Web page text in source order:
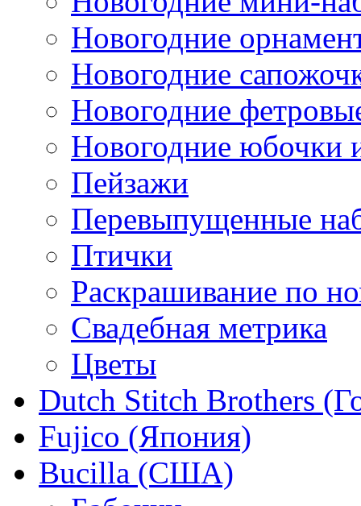
Новогодние
Новогодние
Новогодние
Новогодние юбочки
Пейзажи
Перевыпущенные
Птички
Раскрашивание по
Свадебная метрика
Цветы
Dutch Stitch Brothers
Fujico (Япония)
Bucilla (США)